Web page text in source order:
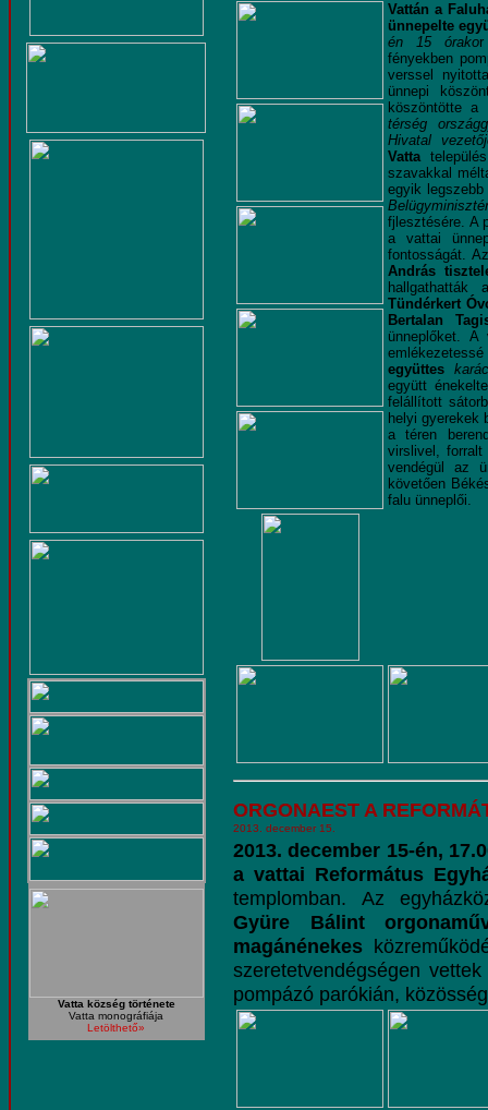
Vatta község története
Vatta monográfiája
Letölthető»
Vattán a
ünnepelte
én 15 órakor
fényekben
verssel
ünnepi
köszöntötte a
térség
Hivatal
Vattatelepülés
szavakkal
egyik
fjlesztésére. A
a vattai
fontosságát.
András
hallgathatták
Tündérkert
Bertalan
ünneplőket. A
együttes
együtt
felállított
helyi gyerekek
a téren
virslivel,
vendégül az
követően
falu ünneplői.
ORGONAEST A
2013. december 15.
2013. december 15-én,
a vattai Református
templomban. Az
Gyüre Bálint
magánénekes
szeretetvendégségen
pompázó parókián,